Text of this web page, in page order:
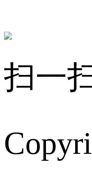
扫一